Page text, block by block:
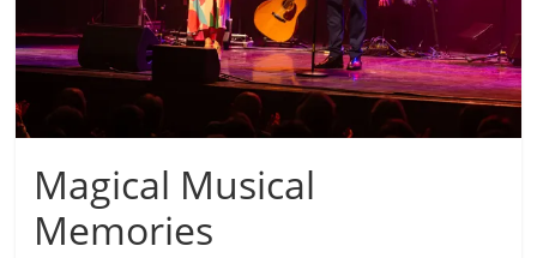
Magical Musical
Memories